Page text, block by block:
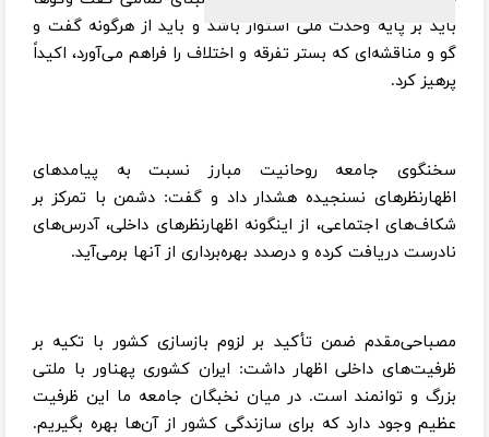
باید بر پایه وحدت ملی استوار باشد و باید از هرگونه گفت و
گو و مناقشه‌ای که بستر تفرقه و اختلاف را فراهم می‌آورد، اکیداً
پرهیز کرد.
سخنگوی جامعه روحانیت مبارز نسبت به پیامدهای
اظهارنظرهای نسنجیده هشدار داد و گفت: دشمن با تمرکز بر
شکاف‌های اجتماعی، از اینگونه اظهارنظرهای داخلی، آدرس‌های
نادرست دریافت کرده و درصدد بهره‌برداری از آنها برمی‌آید.
مصباحی‌مقدم ضمن تأکید بر لزوم بازسازی کشور با تکیه بر
ظرفیت‌های داخلی اظهار داشت: ایران کشوری پهناور با ملتی
بزرگ و توانمند است. در میان نخبگان جامعه ما این ظرفیت
عظیم وجود دارد که برای سازندگی کشور از آن‌ها بهره بگیریم.